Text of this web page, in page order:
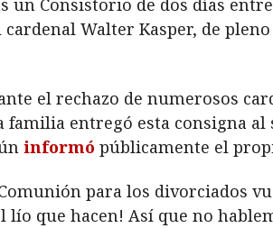
un Consistorio de dos días
Walter Kasper, de
el rechazo de numerosos
familia entregó esta consigna
informó públicamente el
para los divorciados
lío que hacen! Así que no